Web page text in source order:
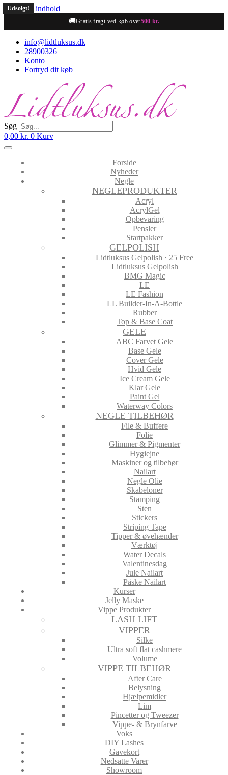
Videre til indhold
🚚Gratis fragt ved køb over500 kr.
info@lidtluksus.dk
28900326
Konto
Fortryd dit køb
Søg
0,00 kr. 0 Kurv
Forside
Nyheder
Negle
NEGLEPRODUKTER
Acryl
AcrylGel
Opbevaring
Pensler
Startpakker
GELPOLISH
Lidtluksus Gelpolish · 25 Free
Lidtluksus Gelpolish
BMG Magic
LE
LE Fashion
LL Builder-In-A-Bottle
Rubber
Top & Base Coat
GELE
ABC Farvet Gele
Base Gele
Cover Gele
Hvid Gele
Ice Cream Gele
Klar Gele
Paint Gel
Waterway Colors
NEGLE TILBEHØR
File & Buffere
Folie
Glimmer & Pigmenter
Hygiejne
Maskiner og tilbehør
Nailart
Negle Olie
Skabeloner
Stamping
Sten
Stickers
Striping Tape
Tipper & øvehænder
Værktøj
Water Decals
Valentinesdag
Jule Nailart
Påske Nailart
Kurser
Jelly Maske
Vippe Produkter
LASH LIFT
VIPPER
Silke
Ultra soft flat cashmere
Volume
VIPPE TILBEHØR
After Care
Belysning
Hjælpemidler
Lim
Pincetter og Tweezer
Vippe- & Brynfarve
Voks
DIY Lashes
Gavekort
Nedsatte Varer
Showroom
Udsolgt!